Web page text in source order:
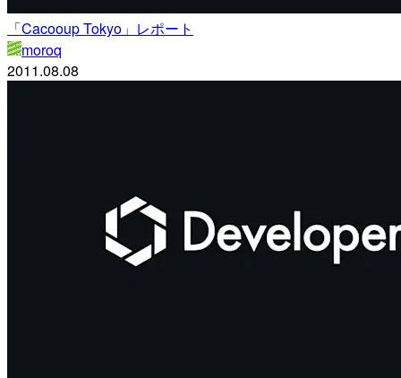
「Cacooup Tokyo」レポート
moroq
2011.08.08